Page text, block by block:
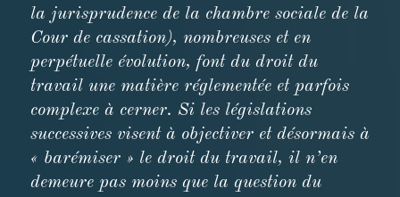
la jurisprudence de la chambre sociale de la
Cour de cassation), nombreuses et en
perpétuelle évolution, font du droit du
travail une matière réglementée et parfois
complexe à cerner. Si les législations
successives visent à objectiver et désormais à
« barémiser » le droit du travail, il n’en
demeure pas moins que la question du